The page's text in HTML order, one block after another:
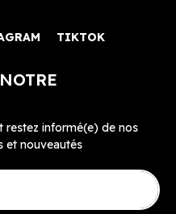
TIKTOK
restez informé(e) de nos
et nouveautés